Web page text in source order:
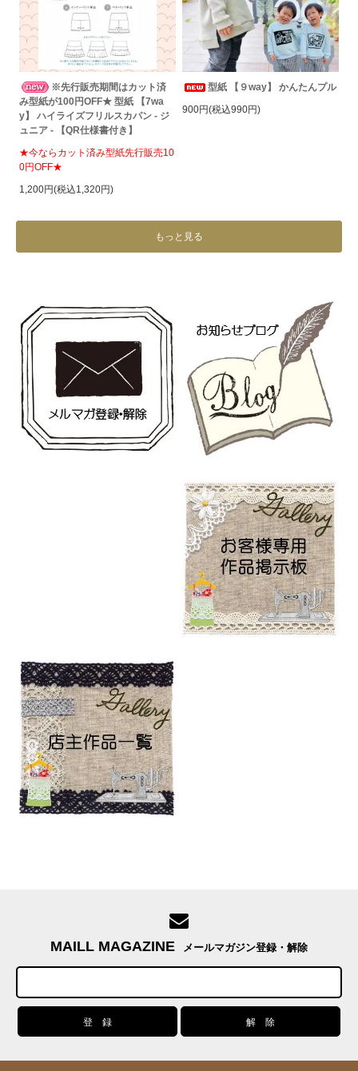
※先行販売期間はカット済
み型紙が100円OFF★ 型紙 【7wa
y】 ハイライズフリルスカパン - ジ
ュニア - 【QR仕様書付き】
★今ならカット済み型紙先行販売10
0円OFF★
1,200円(税込1,320円)
型紙 【９way】 かんたんプル
900円(税込990円)
もっと見る
MAILL MAGAZINE メールマガジン登録・解除